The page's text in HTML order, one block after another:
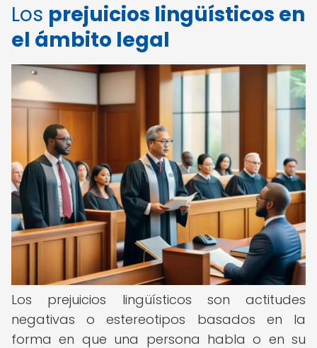
Los prejuicios lingüísticos en
el ámbito legal
Los prejuicios lingüísticos son actitudes
negativas o estereotipos basados en la
forma en que una persona habla o en su